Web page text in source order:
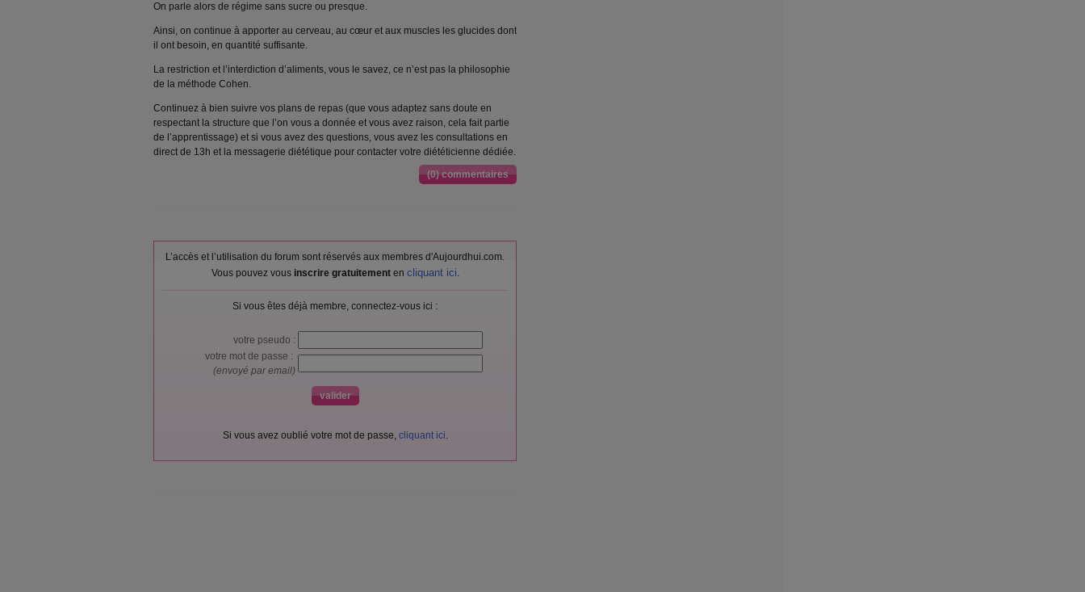
On parle alors de régime sans sucre ou presque.
Ainsi, on continue à apporter au cerveau, au cœur et aux muscles les glucides dont
il ont besoin, en quantité suffisante.
La restriction et l’interdiction d’aliments, vous le savez, ce n’est pas la philosophie
de la méthode Cohen.
Continuez à bien suivre vos plans de repas (que vous adaptez sans doute en
respectant la structure que l’on vous a donnée et vous avez raison, cela fait partie
de l’apprentissage) et si vous avez des questions, vous avez les consultations en
direct de 13h et la messagerie diététique pour contacter votre diététicienne dédiée.
(0) commentaires
L’accès et l’utilisation du forum sont réservés aux membres d'Aujourdhui.com.
Vous pouvez vous inscrire gratuitementen cliquant ici.
Si vous êtes déjà membre, connectez-vous ici :
votre pseudo :
votre mot de passe :
(envoyé par email)
Si vous avez oublié votre mot de passe, cliquant ici.